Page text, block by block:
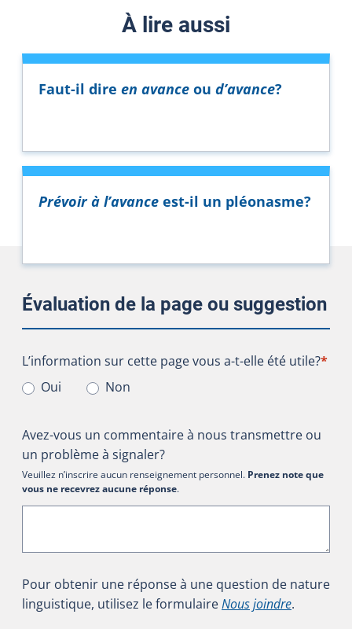
À lire aussi
Faut-il dire en avance ou d’avance?
Prévoir à l’avance est-il un pléonasme?
Évaluation de la page ou suggestion
L’information sur cette page vous a-t-elle été utile?
L’information sur cette page vous a-t-elle été utile?*
Oui
Non
Avez-vous un commentaire à nous transmettre ou
un problème à signaler?
Veuillez n’inscrire aucun renseignement personnel. Prenez note que
vous ne recevrez aucune réponse.
Pour obtenir une réponse à une question de nature
linguistique, utilisez le formulaireNous joindre.